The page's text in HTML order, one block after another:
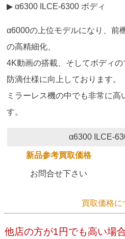
▶ α6300 ILCE-6300 ボディ
α6000の上位モデルになり、前
の高精細化、
4K動画の搭載、そしてボディ
防滴仕様に向上しております。
ミラーレス機の中でも非常に
す。
α6300 ILCE-
新品参考買取価格
お問合せ下さい
買取価格に
他店の方が1円でも高い場